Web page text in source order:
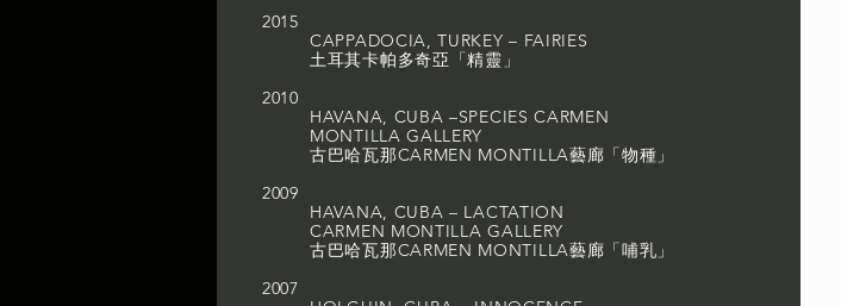
2015
CAPPADOCIA, TURKEY – FAIRIES
土耳其卡帕多奇亞「精靈」
2010
HAVANA, CUBA –SPECIES CARMEN
MONTILLA GALLERY
古巴哈瓦那CARMEN MONTILLA藝廊「物種」
2009
HAVANA, CUBA – LACTATION
CARMEN MONTILLA GALLERY
古巴哈瓦那CARMEN MONTILLA藝廊「哺乳」
2007